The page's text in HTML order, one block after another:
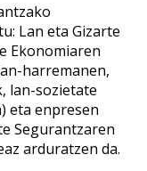
Lan eta Gizarte
Ekonomiaren
harremanen,
lan-sozietate
eta enpresen
Segurantzaren
arduratzen da.